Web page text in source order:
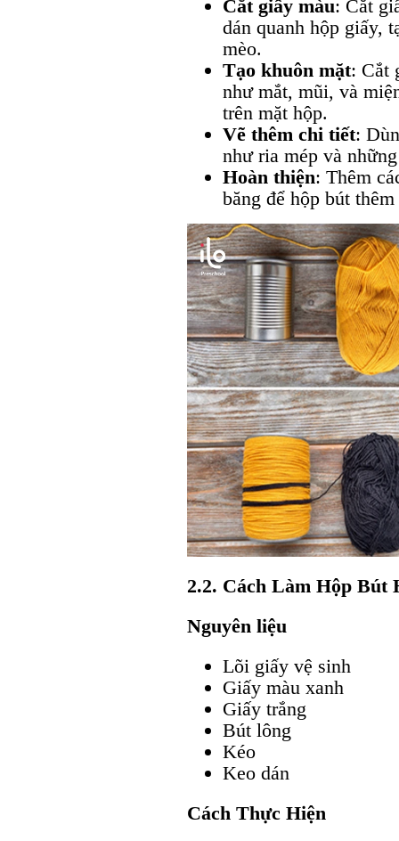
Cắt giấy màu: Cắt
dán quanh hộp giấy,
mèo.
Tạo khuôn mặt: Cắt
như mắt, mũi, và
trên mặt hộp.
Vẽ thêm chi tiết:
như ria mép và
Hoàn thiện: Thêm
băng để hộp bút
2.2. Cách Làm Hộp
Nguyên liệu
Lõi giấy vệ sinh
Giấy màu xanh
Giấy trắng
Bút lông
Kéo
Keo dán
Cách Thực Hiện